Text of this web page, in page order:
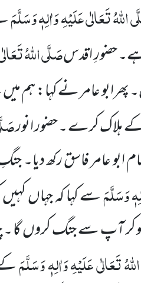
اللہُ تَعَالٰی عَلَیْہِ وَاٰلِہٖ وَسَلَّمَ
حضورِ اقدسصَلَّی اللہُ
عامر نے کہا: ہم میں
ہلاک کرے ۔ حضور انور
ابو عامر فاسق رکھ
وَسَلَّمَسے کہا کہ جہاں
کر آپ سے جنگ کروں گا ۔
تَعَالٰی عَلَیْہِ وَاٰلِہٖ وَسَلَّمَ